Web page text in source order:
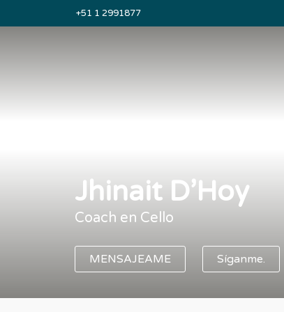
+51 1 2991877
Jhinait D’Hoy
Coach en Cello
MENSAJEAME Síganme.